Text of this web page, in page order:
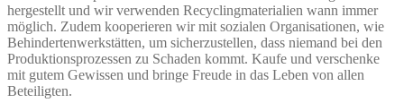
hergestellt und wir verwenden Recyclingmaterialien wann immer
möglich. Zudem kooperieren wir mit sozialen Organisationen, wie
Behindertenwerkstätten, um sicherzustellen, dass niemand bei den
Produktionsprozessen zu Schaden kommt. Kaufe und verschenke
mit gutem Gewissen und bringe Freude in das Leben von allen
Beteiligten.